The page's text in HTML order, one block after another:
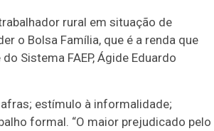
rural em situação de
o Bolsa Família, que é a renda que
Sistema FAEP, Ágide Eduardo
estímulo à informalidade;
formal. “O maior prejudicado pelo